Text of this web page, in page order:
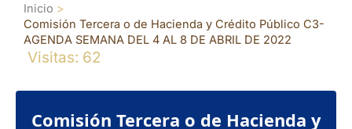
Inicio
Comisión Tercera o de Hacienda y Crédito Público C3-
AGENDA SEMANA DEL 4 AL 8 DE ABRIL DE 2022
Visitas: 62
Comisión Tercera o de Hacienda y